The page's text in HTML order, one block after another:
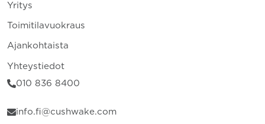
Yritys
Toimitilavuokraus
Ajankohtaista
Yhteystiedot
010 836 8400
info.fi@cushwake.com